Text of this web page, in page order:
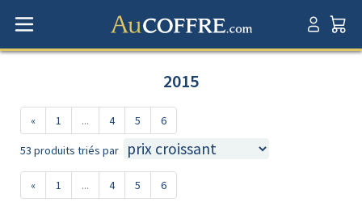
2015
« 1 ... 4 5 6
53 produits triés par
« 1 ... 4 5 6